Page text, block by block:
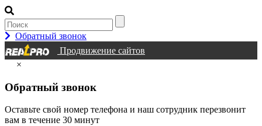
Обратный звонок
Продвижение сайтов
×
Обратный звонок
Оставьте свой номер телефона и наш сотрудник перезвонит
вам в течение 30 минут